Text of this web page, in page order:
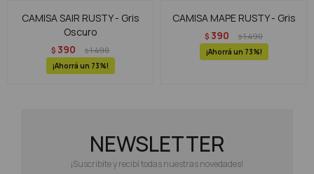
CAMISA SAIR RUSTY - Gris
Oscuro
$ 390 $1.490
73
CAMISA MAPE RUSTY - Gris
$ 390 $1.490
73
NEWSLETTER
¡Suscribite y recibí todas nuestras novedades!